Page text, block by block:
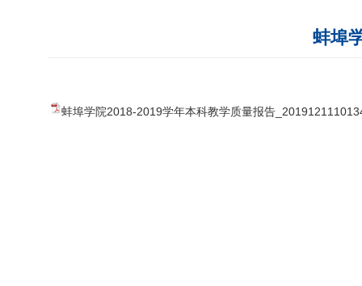
蚌埠
蚌埠学院2018-2019学年本科教学质量报告